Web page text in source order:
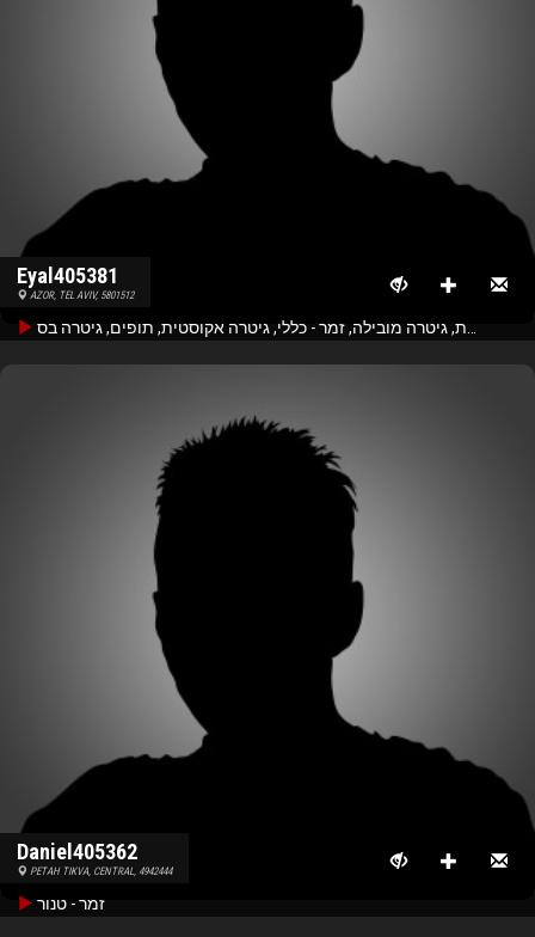
Eyal405381
AZOR, TEL AVIV, 5801512
גיטרה קצבית, גיטרה מובילה, זמר - כללי, גיטרה אקוסטית, תופים, גיטרה בס
Daniel405362
PETAH TIKVA, CENTRAL, 4942444
זמר - טנור